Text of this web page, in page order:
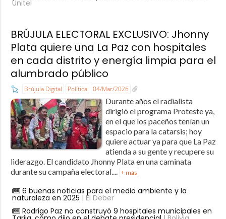
Unitel
BRÚJULA ELECTORAL EXCLUSIVO: Jhonny
Plata quiere una La Paz con hospitales
en cada distrito y energía limpia para el
alumbrado público
Brújula Digital Política 04/Mar/2026
Durante años el radialista
dirigió el programa Proteste ya,
en el que los paceños tenían un
espacio para la catarsis; hoy
quiere actuar ya para que La Paz
atienda a su gente y recupere su
liderazgo.​ El candidato Jhonny Plata en una caminata
durante su campaña electoral....
+ más
6 buenas noticias para el medio ambiente y la
naturaleza en 2025 | El Deber
Rodrigo Paz no construyó 9 hospitales municipales en